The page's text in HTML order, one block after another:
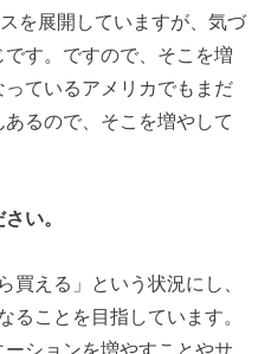
を展開していますが、気づ
す。ですので、そこを増
ているアメリカでもまだ
るので、そこを増やして
い。
買える」という状況にし、
ることを目指しています。
ションを増やすことやサ